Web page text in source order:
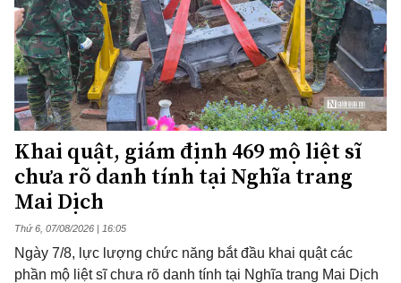
Khai quật, giám định 469 mộ liệt sĩ
chưa rõ danh tính tại Nghĩa trang
Mai Dịch
Thứ 6, 07/08/2026 | 16:05
Ngày 7/8, lực lượng chức năng bắt đầu khai quật các
phần mộ liệt sĩ chưa rõ danh tính tại Nghĩa trang Mai Dịch